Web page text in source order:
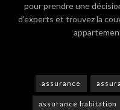
pour prendre une
d’experts et trouvez la
assurance
assurance habitation